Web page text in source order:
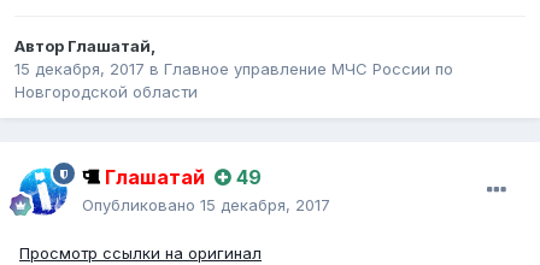
Автор Глашатай,
15 декабря, 2017 в Главное управление МЧС России по
Новгородской области
Глашатай 49
Опубликовано 15 декабря, 2017
Просмотр ссылки на оригинал